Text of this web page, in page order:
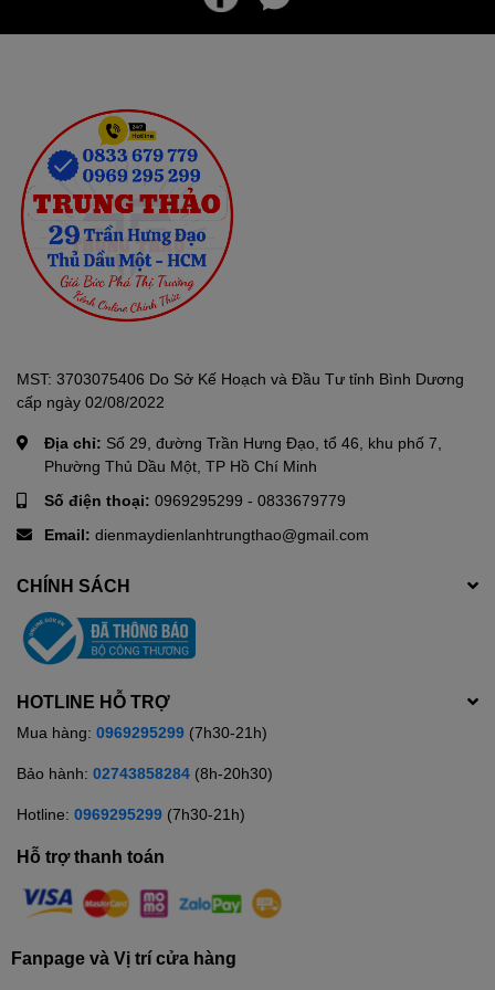
MST: 3703075406 Do Sở Kế Hoạch và Đầu Tư tỉnh Bình Dương
cấp ngày 02/08/2022
Địa chỉ: Số 29, đường Trần Hưng Đạo, tổ 46, khu phố 7,
Phường Thủ Dầu Một, TP Hồ Chí Minh
Số điện thoại: 0969295299 - 0833679779
Email: dienmaydienlanhtrungthao@gmail.com
CHÍNH SÁCH
HOTLINE HỖ TRỢ
Mua hàng: 0969295299 (7h30-21h)
Bảo hành: 02743858284 (8h-20h30)
Hotline: 0969295299 (7h30-21h)
Hỗ trợ thanh toán
Fanpage và Vị trí cửa hàng